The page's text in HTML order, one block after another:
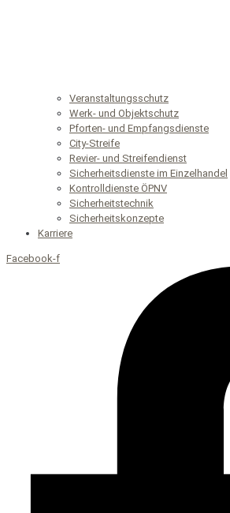
Veranstaltungsschutz
Werk- und Objektschutz
Pforten- und Empfangsdienste
City-Streife
Revier- und Streifendienst
Sicherheitsdienste im Einzelhandel
Kontrolldienste ÖPNV
Sicherheitstechnik
Sicherheitskonzepte
Karriere
Facebook-f